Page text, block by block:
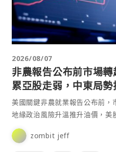
2026/08/07
非農報告公布前市場
累亞股走弱，中東局
美國關鍵非農就業報告公布前，
地緣政治風險升溫推升油價，美
亞洲主要股市周五（7日）普遍
股⋯ zombit jeff